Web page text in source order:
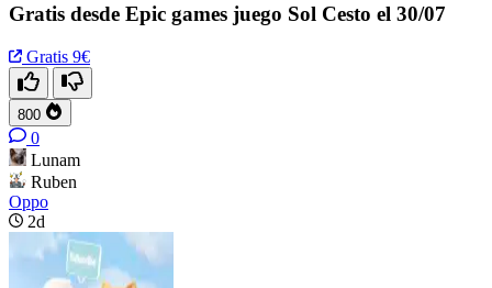
Gratis desde Epic games juego Sol Cesto el 30/07
Gratis 9€
800
0
Lunam
Ruben
Oppo
2d